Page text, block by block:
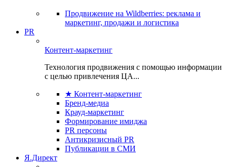
Продвижение на Wildberries: реклама и
маркетинг, продажи и логистика
PR
Контент-маркетинг
Технология продвижения с помощью информации
с целью привлечения ЦА...
★ Контент-маркетинг
Бренд-медиа
Крауд-маркетинг
Формирование имиджа
PR персоны
Антикризисный PR
Публикации в СМИ
Я.Директ